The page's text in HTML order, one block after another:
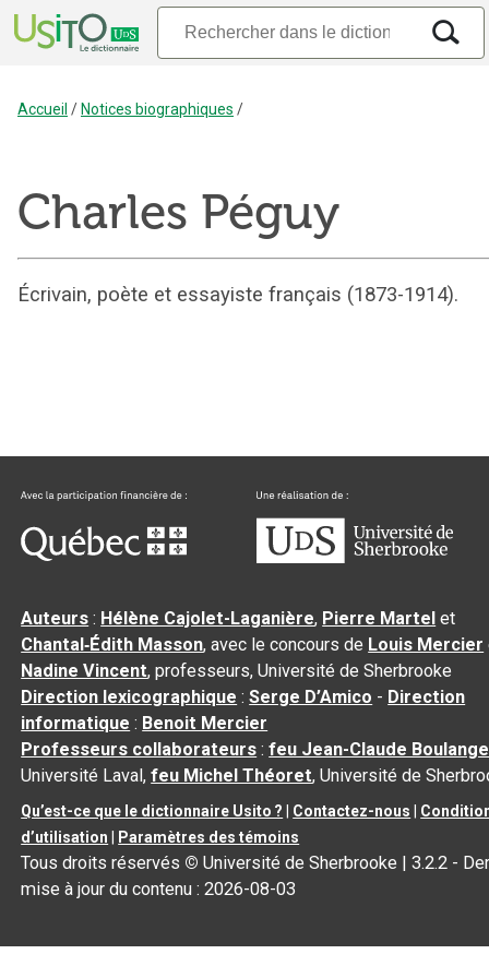
Accueil /Notices biographiques /
Charles Péguy
Écrivain, poète et essayiste français (1873-1914).
Auteurs : Hélène Cajolet-Laganière, Pierre Martel et
Chantal‑Édith Masson, avec le concours de Louis Mercier
Nadine Vincent, professeurs, Université de Sherbrooke
Direction lexicographique :Serge D’Amico - Direction
informatique : Benoit Mercier
Professeurs collaborateurs :feu Jean-Claude
Université Laval,feu Michel Théoret, Université de
Qu’est-ce que le dictionnaire Usito ? Contactez-nous
d’utilisation
Paramètres des témoins
Tous droits réservés © Université de Sherbrooke |3.2.2 -
mise à jour du contenu :2026-08-03